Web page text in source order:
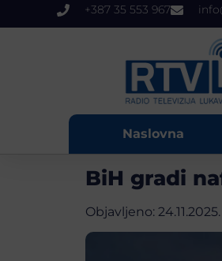
+387 35 553 967
Naslovna
BiH gradi
Objavljeno: 24.11.2025.